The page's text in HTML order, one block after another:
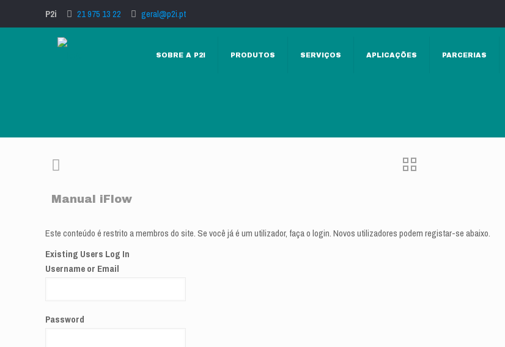
P2i 21 975 13 22 geral@p2i.pt
SOBRE A P2I PRODUTOS SERVIÇOS APLICAÇÕES PARCERIAS
Manual iFlow
Este conteúdo é restrito a membros do site. Se você já é um utilizador, faça o login. Novos utilizadores podem registar-se abaixo.
Existing Users Log In
Username or Email
Password